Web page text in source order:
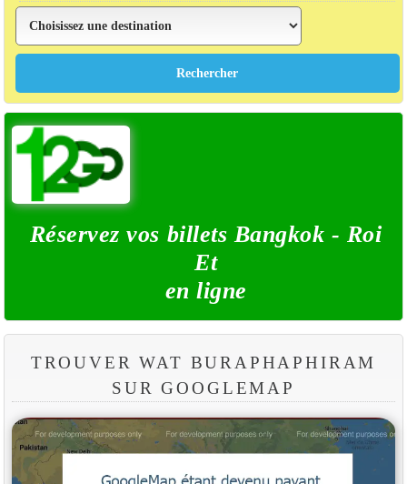
Réservez vos billets Bangkok - Roi
Et
en ligne
TROUVER WAT BURAPHAPHIRAM
SUR GOOGLEMAP